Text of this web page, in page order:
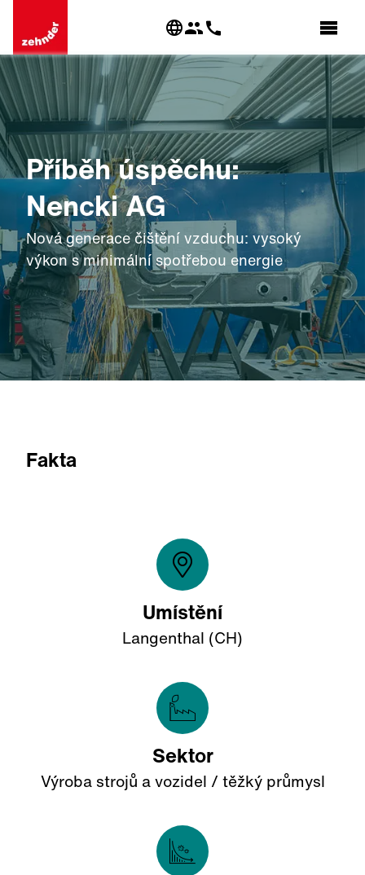
Příběh úspěchu:
Nencki AG
Nová generace čištění vzduchu: vysoký
výkon s minimální spotřebou energie
Fakta
Umístění
Langenthal (CH)
Sektor
Výroba strojů a vozidel / těžký průmysl